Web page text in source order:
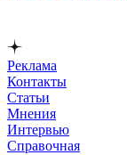
Реклама
Контакты
Статьи
Мнения
Интервью
Справочная